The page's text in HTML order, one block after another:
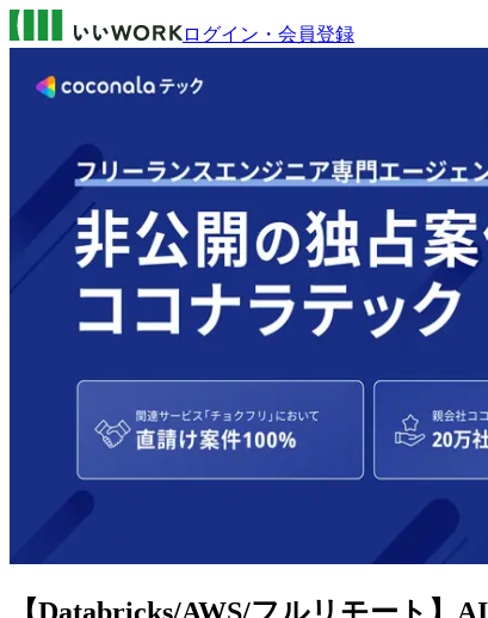
ログイン・会員登録